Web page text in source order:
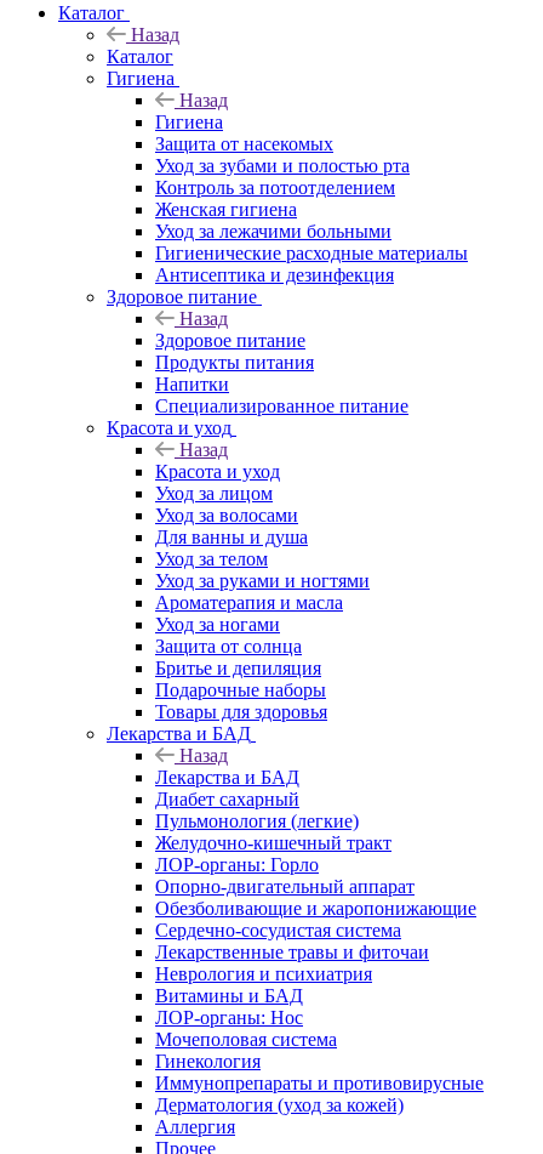
Каталог
Назад
Каталог
Гигиена
Назад
Гигиена
Защита от насекомых
Уход за зубами и полостью рта
Контроль за потоотделением
Женская гигиена
Уход за лежачими больными
Гигиенические расходные материалы
Антисептика и дезинфекция
Здоровое питание
Назад
Здоровое питание
Продукты питания
Напитки
Специализированное питание
Красота и уход
Назад
Красота и уход
Уход за лицом
Уход за волосами
Для ванны и душа
Уход за телом
Уход за руками и ногтями
Ароматерапия и масла
Уход за ногами
Защита от солнца
Бритье и депиляция
Подарочные наборы
Товары для здоровья
Лекарства и БАД
Назад
Лекарства и БАД
Диабет сахарный
Пульмонология (легкие)
Желудочно-кишечный тракт
ЛОР-органы: Горло
Опорно-двигательный аппарат
Обезболивающие и жаропонижающие
Сердечно-сосудистая система
Лекарственные травы и фиточаи
Неврология и психиатрия
Витамины и БАД
ЛОР-органы: Нос
Мочеполовая система
Гинекология
Иммунопрепараты и противовирусные
Дерматология (уход за кожей)
Аллергия
Прочее